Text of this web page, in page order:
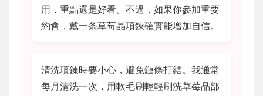
用，重點還是好看。不過，如果你參加重要
約會，戴一条草莓晶項鍊確實能增加自信。
清洗項鍊時要小心，避免鏈條打結。我通常
每月清洗一次，用軟毛刷輕輕刷洗草莓晶部